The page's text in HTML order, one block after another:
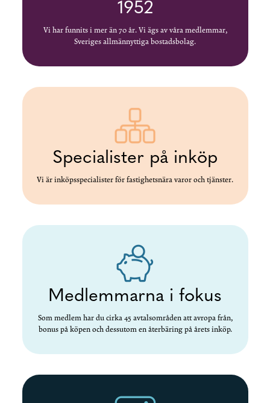
1952
Vi har funnits i mer än 70 år. Vi ägs av våra medlemmar,
Sveriges allmännyttiga bostadsbolag.
Specialister på inköp
Vi är inköpsspecialister för fastighetsnära varor och tjänster.
Medlemmarna i fokus
Som medlem har du cirka 45 avtalsområden att avropa från,
bonus på köpen och dessutom en återbäring på årets inköp.